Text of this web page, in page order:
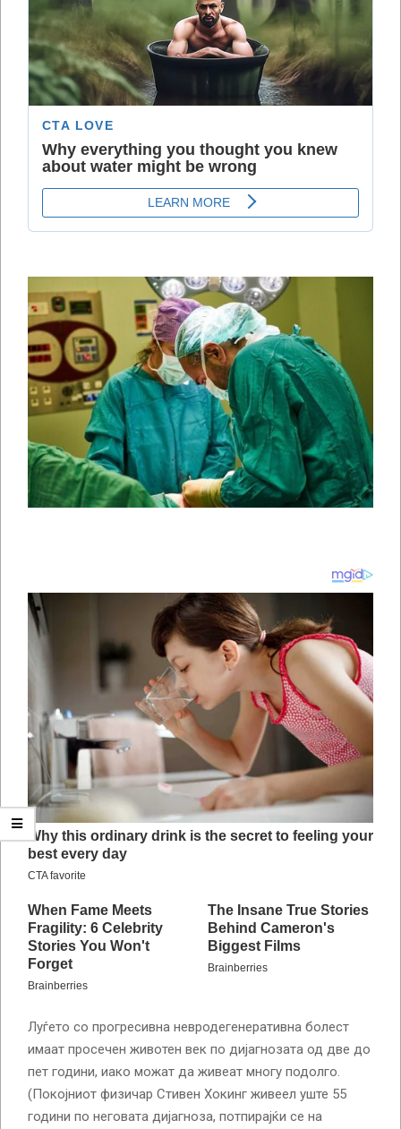
Луѓето со прогресивна невродегенеративна болест
имаат просечен животен век по дијагнозата од две до
пет години, иако можат да живеат многу подолго.
(Покојниот физичар Стивен Хокинг живеел уште 55
години по неговата дијагноза, потпирајќи се на